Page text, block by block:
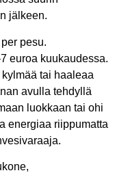
jälkeen.
pesu.
euroa kuukaudessa.
tai haaleaa
avulla tehdyllä
luokkaan tai ohi
energiaa riippumatta